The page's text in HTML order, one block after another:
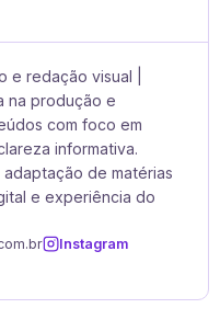
e redação visual |
na produção e
com foco em
informativa.
de matérias
e experiência do
Instagram